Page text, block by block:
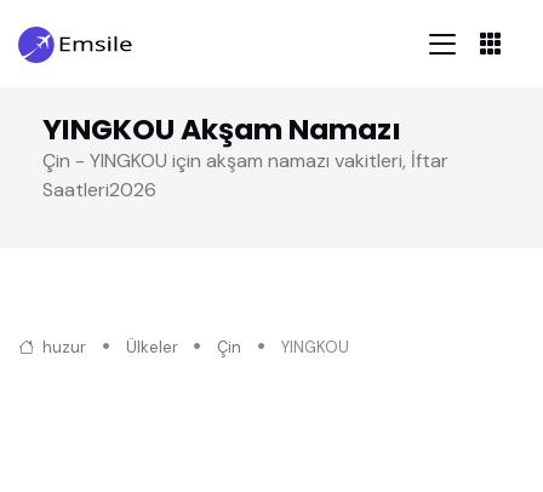
YINGKOU Akşam Namazı
Çin - YINGKOU için akşam namazı vakitleri, İftar
Saatleri2026
huzur Ülkeler Çin YINGKOU